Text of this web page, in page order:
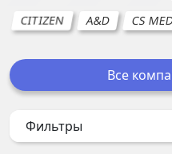
CITIZEN A&D CS
Все
Фильтры